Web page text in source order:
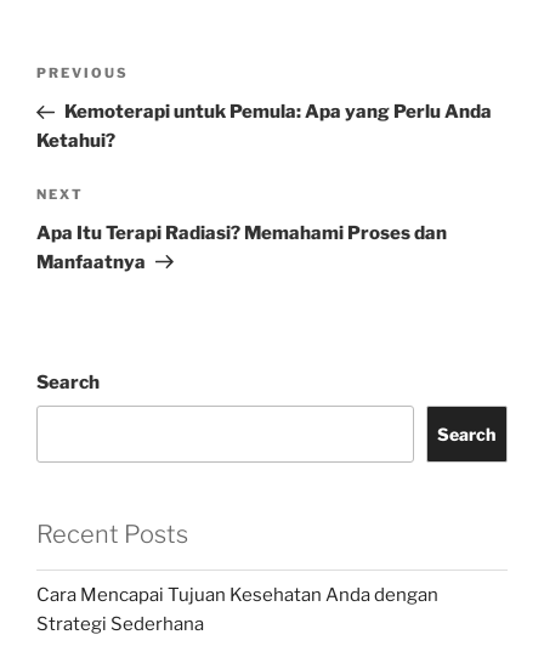
Previous
Post
PREVIOUS
Kemoterapi untuk Pemula: Apa yang Perlu Anda
Ketahui?
Next
Post
NEXT
Apa Itu Terapi Radiasi? Memahami Proses dan
Manfaatnya
Search
Search
Recent Posts
Cara Mencapai Tujuan Kesehatan Anda dengan
Strategi Sederhana